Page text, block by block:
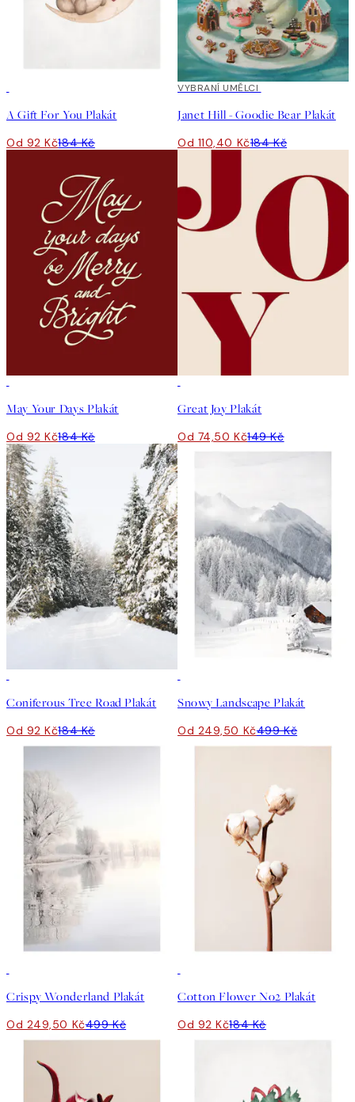
A Gift For You Plakát
Od 92 Kč184 Kč
40%*
VYBRANÍ UMĚLCI
Janet Hill - Goodie Bear Plakát
Od 110,40 Kč184 Kč
May Your Days Plakát
Od 92 Kč184 Kč
Great Joy Plakát
Od 74,50 Kč149 Kč
Coniferous Tree Road Plakát
Od 92 Kč184 Kč
Snowy Landscape Plakát
Od 249,50 Kč499 Kč
Crispy Wonderland Plakát
Od 249,50 Kč499 Kč
Cotton Flower No2 Plakát
Od 92 Kč184 Kč